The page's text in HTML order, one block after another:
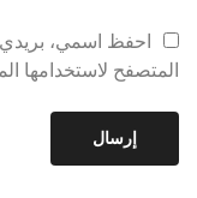
احفظ اسمي، بريدي
المتصفح لاستخدامها